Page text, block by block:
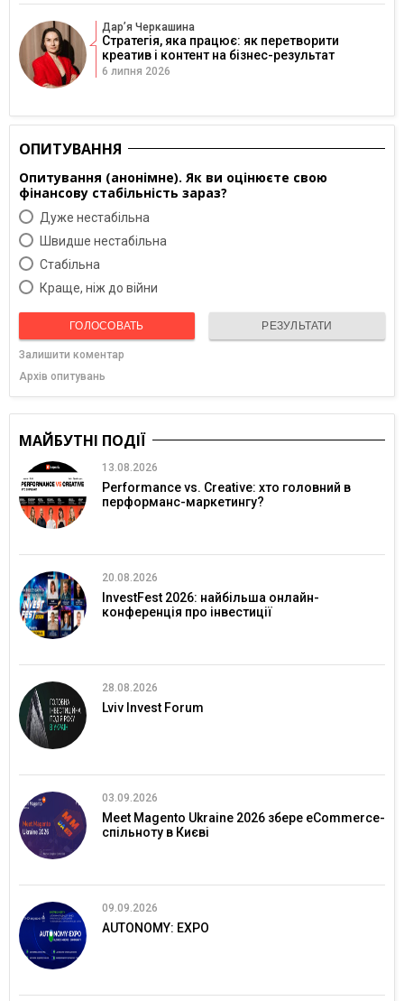
Дарʼя Черкашина
Стратегія, яка працює: як перетворити
креатив і контент на бізнес-результат
6 липня 2026
ОПИТУВАННЯ
Опитування (анонімне). Як ви оцінюєте свою
фінансову стабільність зараз?
Дуже нестабільна
Швидше нестабільна
Cтабільна
Краще, ніж до війни
ГОЛОСОВАТЬ РЕЗУЛЬТАТИ
Залишити коментар
Архів опитувань
МАЙБУТНІ ПОДІЇ
13.08.2026
Performance vs. Creative: хто головний в
перформанс-маркетингу?
20.08.2026
InvestFest 2026: найбільша онлайн-
конференція про інвестиції
28.08.2026
Lviv Invest Forum
03.09.2026
Meet Magento Ukraine 2026 збере eCommerce-
спільноту в Києві
09.09.2026
AUTONOMY: EXPO